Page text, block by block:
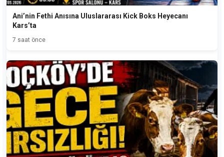
Ani’nin Fethi Anısına Uluslararası Kick Boks Heyecanı
Kars’ta
7 saat önce